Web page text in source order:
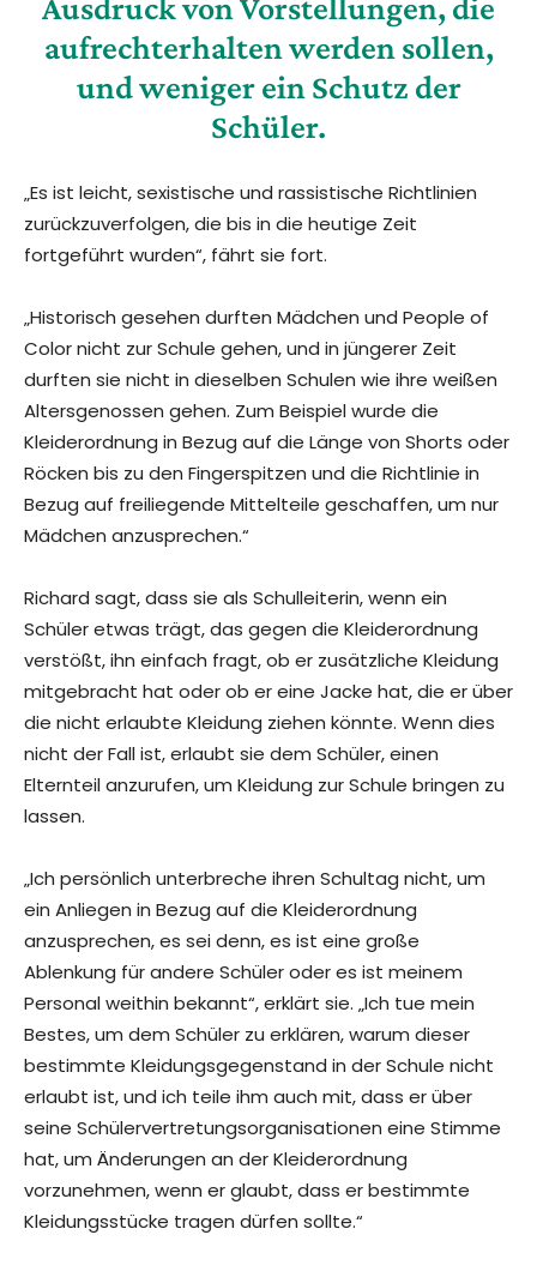
Ausdruck von Vorstellungen, die
aufrechterhalten werden sollen,
und weniger ein Schutz der
Schüler.
„Es ist leicht, sexistische und rassistische Richtlinien
zurückzuverfolgen, die bis in die heutige Zeit
fortgeführt wurden“, fährt sie fort.
„Historisch gesehen durften Mädchen und People of
Color nicht zur Schule gehen, und in jüngerer Zeit
durften sie nicht in dieselben Schulen wie ihre weißen
Altersgenossen gehen. Zum Beispiel wurde die
Kleiderordnung in Bezug auf die Länge von Shorts oder
Röcken bis zu den Fingerspitzen und die Richtlinie in
Bezug auf freiliegende Mittelteile geschaffen, um nur
Mädchen anzusprechen.“
Richard sagt, dass sie als Schulleiterin, wenn ein
Schüler etwas trägt, das gegen die Kleiderordnung
verstößt, ihn einfach fragt, ob er zusätzliche Kleidung
mitgebracht hat oder ob er eine Jacke hat, die er über
die nicht erlaubte Kleidung ziehen könnte. Wenn dies
nicht der Fall ist, erlaubt sie dem Schüler, einen
Elternteil anzurufen, um Kleidung zur Schule bringen zu
lassen.
„Ich persönlich unterbreche ihren Schultag nicht, um
ein Anliegen in Bezug auf die Kleiderordnung
anzusprechen, es sei denn, es ist eine große
Ablenkung für andere Schüler oder es ist meinem
Personal weithin bekannt“, erklärt sie. „Ich tue mein
Bestes, um dem Schüler zu erklären, warum dieser
bestimmte Kleidungsgegenstand in der Schule nicht
erlaubt ist, und ich teile ihm auch mit, dass er über
seine Schülervertretungsorganisationen eine Stimme
hat, um Änderungen an der Kleiderordnung
vorzunehmen, wenn er glaubt, dass er bestimmte
Kleidungsstücke tragen dürfen sollte.“